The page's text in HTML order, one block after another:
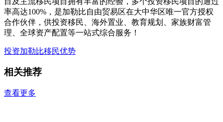
率高达100%，是加勒比自由贸易区在大中华区唯一官方授权
合作伙伴，供投资移民、海外置业、教育规划、家族财富管
理、全球资产配置等一站式综合服务！
投资加勒比移民优势
相关推荐
查看更多